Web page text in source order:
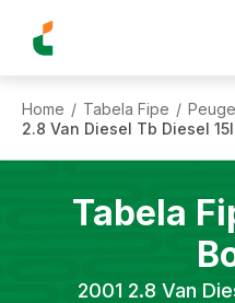
Home / Tabela Fipe /
2.8 Van Diesel Tb Diesel 15l
Tabela
2001 2.8 Van